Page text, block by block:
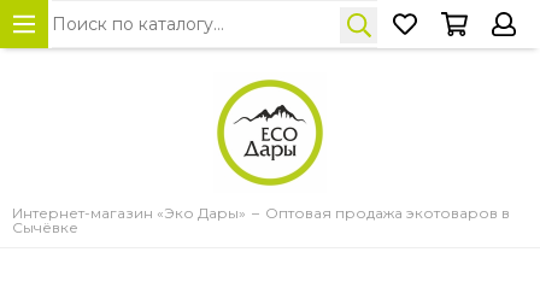
Интернет-магазин «Эко Дары»
Оптовая продажа экотоваров в
Сычёвке